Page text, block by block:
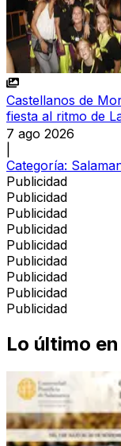
Castellanos de
fiesta al ritmo de
7 ago 2026
Categoría:
Publicidad
Publicidad
Publicidad
Publicidad
Publicidad
Publicidad
Publicidad
Publicidad
Publicidad
Lo último en